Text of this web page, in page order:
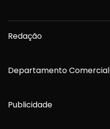
Redação
Departamento Comercial
Publicidade